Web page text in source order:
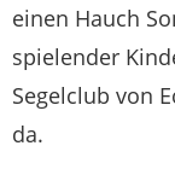
einen Hauch
spielender
Segelclub von
da.